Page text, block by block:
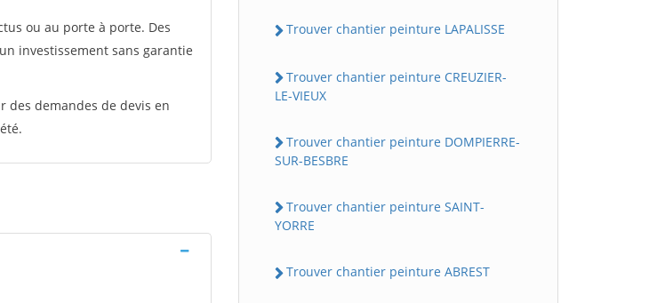
ou au porte à porte. Des
investissement sans garantie
des demandes de devis en
Trouver chantier peinture LAPALISSE
Trouver chantier peinture CREUZIER-
LE-VIEUX
Trouver chantier peinture DOMPIERRE-
SUR-BESBRE
Trouver chantier peinture SAINT-
YORRE
Trouver chantier peinture ABREST